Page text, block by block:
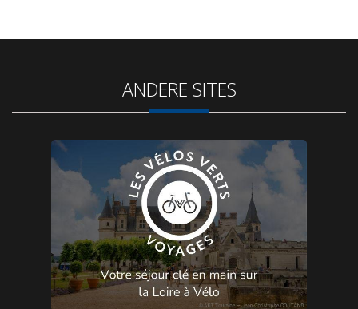
ANDERE SITES